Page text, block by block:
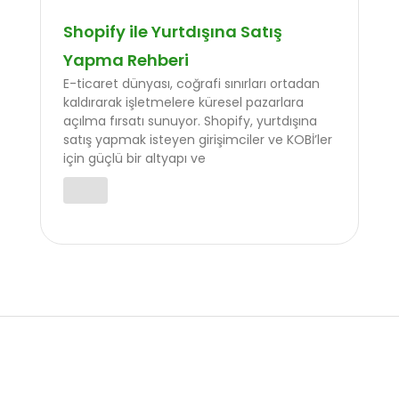
Shopify ile Yurtdışına Satış
Yapma Rehberi
E-ticaret dünyası, coğrafi sınırları ortadan
kaldırarak işletmelere küresel pazarlara
açılma fırsatı sunuyor. Shopify, yurtdışına
satış yapmak isteyen girişimciler ve KOBİ’ler
için güçlü bir altyapı ve